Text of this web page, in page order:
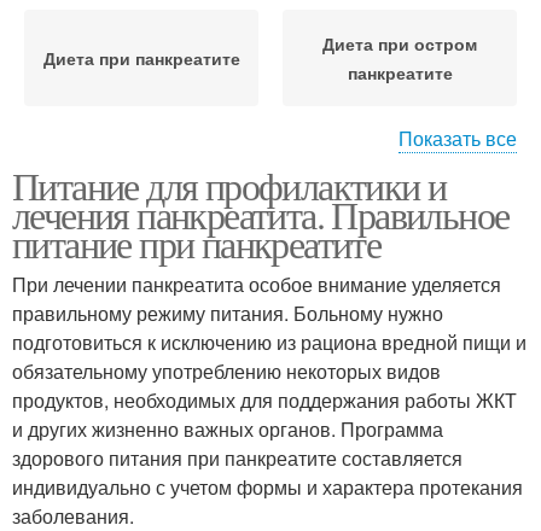
Диета при панкреатите
Диета при остром
панкреатите
панкреатите
панкреатит
Лечение при
панкреатите
Показать все
Питание для профилактики и
лечения панкреатита. Правильное
питание при панкреатите
При лечении панкреатита особое внимание уделяется
правильному режиму питания. Больному нужно
подготовиться к исключению из рациона вредной пищи и
обязательному употреблению некоторых видов
продуктов, необходимых для поддержания работы ЖКТ
и других жизненно важных органов. Программа
здорового питания при панкреатите составляется
индивидуально с учетом формы и характера протекания
заболевания.